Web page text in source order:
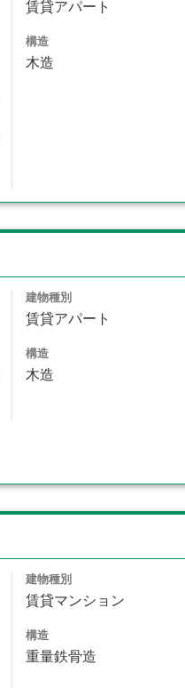
賃貸アパート
構造
木造
建物種別
賃貸アパート
構造
木造
建物種別
賃貸マンション
構造
重量鉄骨造